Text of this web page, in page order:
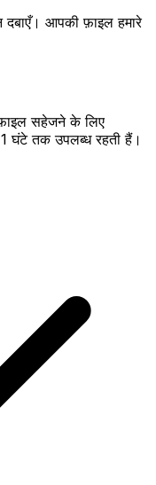
आपकी फ़ाइल हमारे
सहेजने के लिए
घंटे तक उपलब्ध रहती हैं।